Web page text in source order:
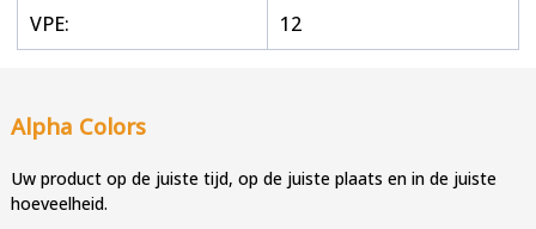
VPE:
12
Alpha Colors
Uw product op de juiste tijd, op de juiste plaats en in de juiste
hoeveelheid.